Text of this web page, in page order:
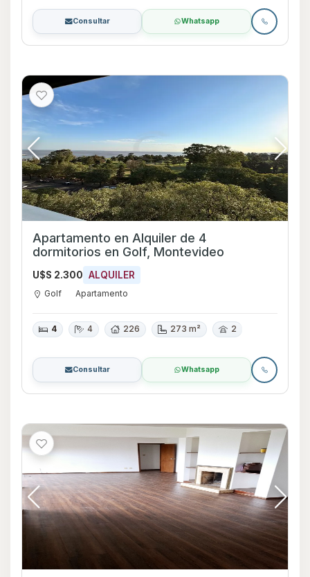
Consultar Whatsapp
Apartamento en Alquiler de 4
dormitorios en Golf, Montevideo
U$S 2.300 ALQUILER
Golf Apartamento
4 4 226 273 m² 2
Consultar Whatsapp